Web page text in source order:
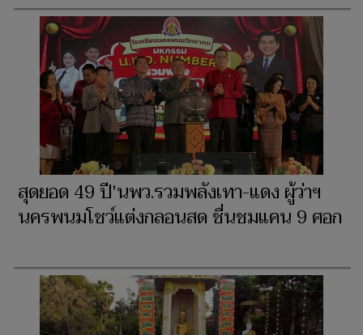
สุดยอด 49 ปี'นพว.รวมพลังเทา-แดง ผู้ว่าฯ
นครพนมโชว์แต่งกลอนสด ชื่นชมแคน 9 ศอก